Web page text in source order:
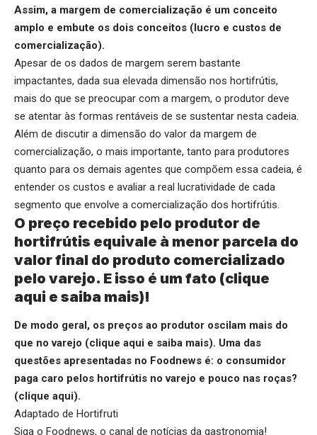
Assim, a margem de comercialização é um conceito
amplo e embute os dois conceitos (lucro e custos de
comercialização).
Apesar de os dados de margem serem bastante
impactantes, dada sua elevada dimensão nos hortifrútis,
mais do que se preocupar com a margem, o produtor deve
se atentar às formas rentáveis de se sustentar nesta cadeia.
Além de discutir a dimensão do valor da margem de
comercialização, o mais importante, tanto para produtores
quanto para os demais agentes que compõem essa cadeia, é
entender os custos e avaliar a real lucratividade de cada
segmento que envolve a comercialização dos hortifrútis.
O preço recebido pelo produtor de
hortifrútis equivale à menor parcela do
valor final do produto comercializado
pelo varejo. E isso é um fato (clique
aqui e saiba mais)!
De modo geral, os preços ao produtor oscilam mais do
que no varejo (clique aqui e saiba mais). Uma das
questões apresentadas no Foodnews é: o consumidor
paga caro pelos hortifrútis no varejo e pouco nas roças?
(clique aqui).
Adaptado de Hortifruti
Siga o Foodnews, o canal de notícias da gastronomia!